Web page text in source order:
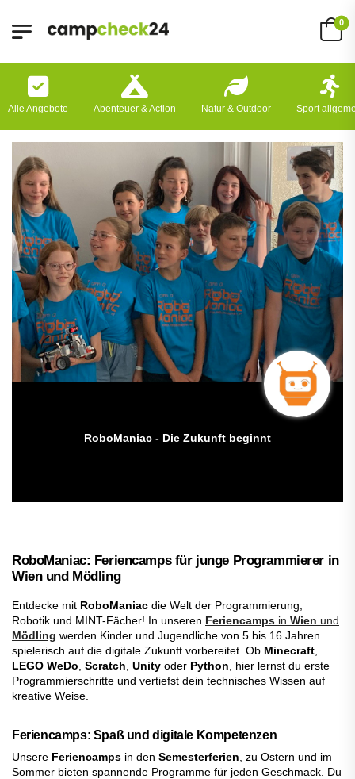
0
Alle Angebote Abenteuer & Action Natur & Outdoor Sport
RoboManiac - Die Zukunft beginnt
RoboManiac: Feriencamps für junge Programmierer in
Wien und Mödling
Entdecke mit RoboManiac die Welt der Programmierung,
Robotik und MINT-Fächer! In unseren Feriencamps in Wien und
Mödling werden Kinder und Jugendliche von 5 bis 16 Jahren
spielerisch auf die digitale Zukunft vorbereitet. Ob Minecraft
LEGO WeDo Scratch Unity oder Python , hier lernst du erste
Programmierschritte und vertiefst dein technisches Wissen auf
kreative Weise.
Feriencamps: Spaß und digitale Kompetenzen
Unsere Feriencamps in den Semesterferien , zu Ostern und im
Sommer bieten spannende Programme für jeden Geschmack. Du